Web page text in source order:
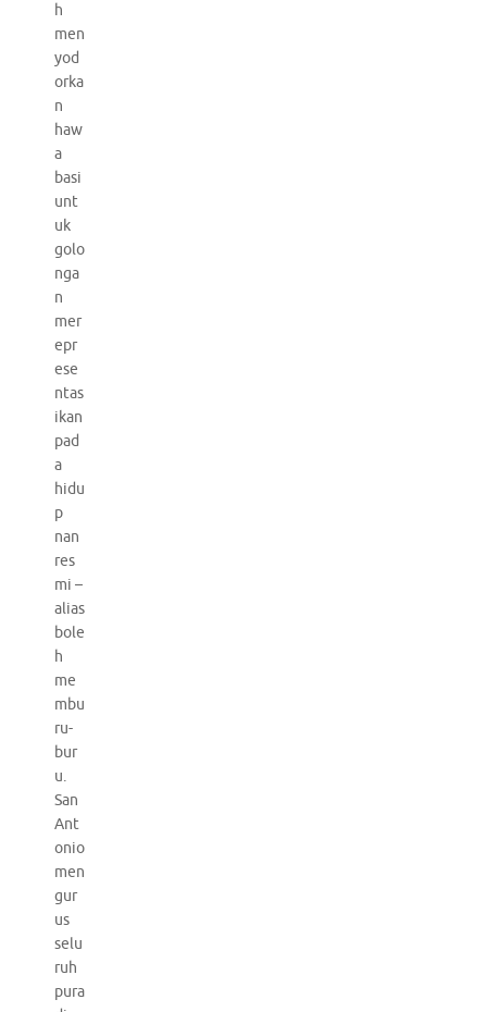
h
men
yod
orka
n
haw
a
basi
unt
uk
golo
nga
n
mer
epr
ese
ntas
ikan
pad
a
hidu
p
nan
res
mi –
alias
bole
h
me
mbu
ru-
bur
u.
San
Ant
onio
men
gur
us
selu
ruh
pura